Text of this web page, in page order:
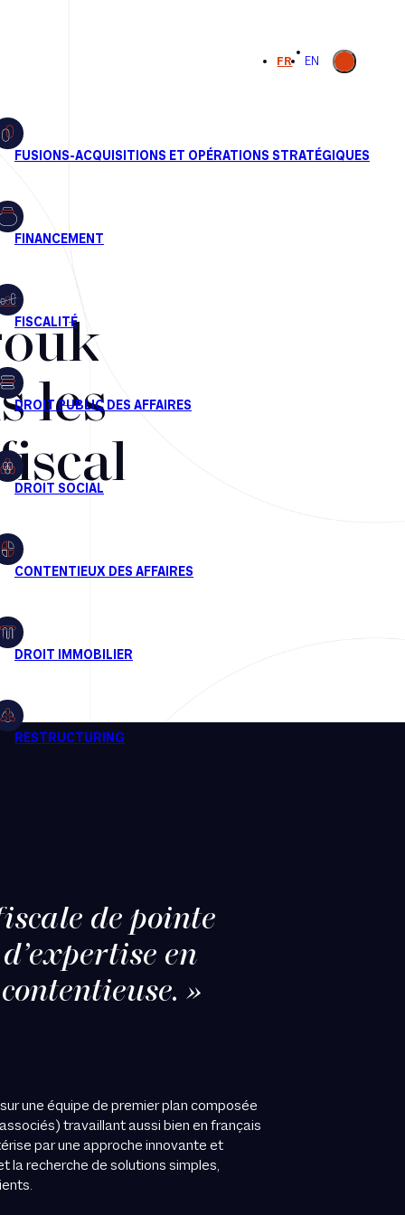
FR EN
Ouvrir la
recherche
les
de pointe
en
»
une équipe de premier plan composée
travaillant aussi bien en français
par une approche innovante et
la recherche de solutions simples,